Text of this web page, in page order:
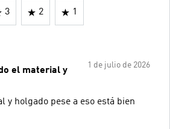
3 2 1
1 de julio de 2026
el material y
y holgado pese a eso está bien